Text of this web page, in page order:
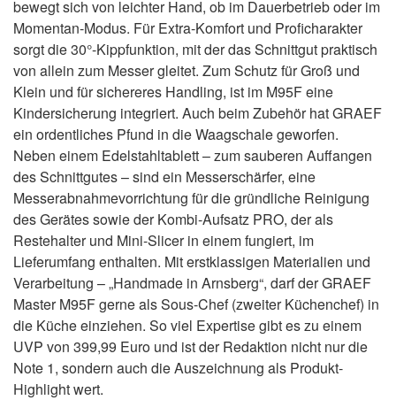
bewegt sich von leichter Hand, ob im Dauerbetrieb oder im
Momentan-Modus. Für Extra-Komfort und Proficharakter
sorgt die 30°-Kippfunktion, mit der das Schnittgut praktisch
von allein zum Messer gleitet. Zum Schutz für Groß und
Klein und für sichereres Handling, ist im M95F eine
Kindersicherung integriert. Auch beim Zubehör hat GRAEF
ein ordentliches Pfund in die Waagschale geworfen.
Neben einem Edelstahltablett – zum sauberen Auffangen
des Schnittgutes – sind ein Messerschärfer, eine
Messerabnahmevorrichtung für die gründliche Reinigung
des Gerätes sowie der Kombi-Aufsatz PRO, der als
Restehalter und Mini-Slicer in einem fungiert, im
Lieferumfang enthalten. Mit erstklassigen Materialien und
Verarbeitung – „Handmade in Arnsberg“, darf der GRAEF
Master M95F gerne als Sous-Chef (zweiter Küchenchef) in
die Küche einziehen. So viel Expertise gibt es zu einem
UVP von 399,99 Euro und ist der Redaktion nicht nur die
Note 1, sondern auch die Auszeichnung als Produkt-
Highlight wert.